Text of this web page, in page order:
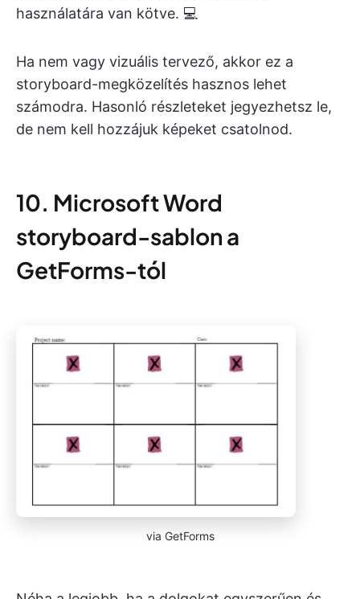
használatára van kötve. 💻
Ha nem vagy vizuális tervező, akkor ez a
storyboard-megközelítés hasznos lehet
számodra. Hasonló részleteket jegyezhetsz le,
de nem kell hozzájuk képeket csatolnod.
10. Microsoft Word
storyboard-sablon a
GetForms-tól
via GetForms